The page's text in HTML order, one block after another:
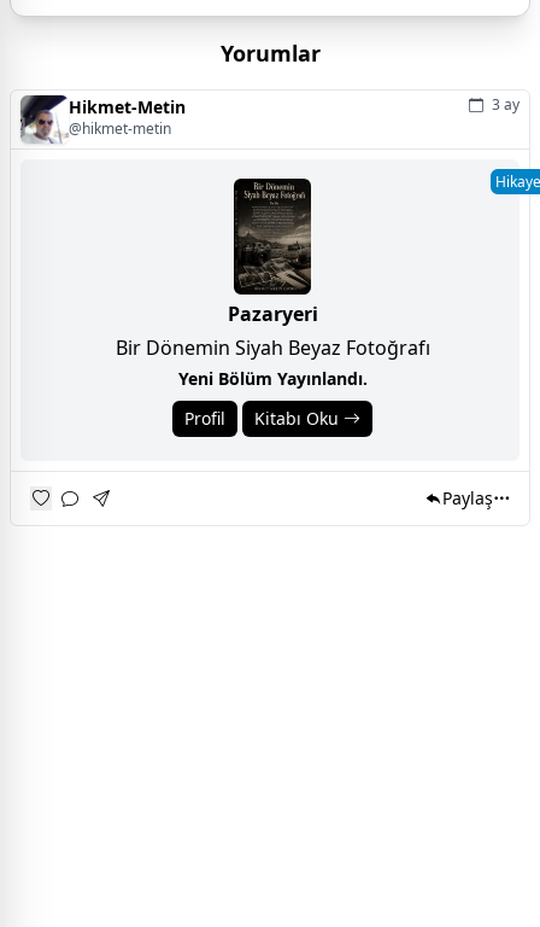
Yorumlar
Hikmet-Metin
@hikmet-metin
3 ay
Pazaryeri
Bir Dönemin Siyah Beyaz Fotoğrafı
Yeni Bölüm Yayınlandı.
Profil
Kitabı Oku
Paylaş